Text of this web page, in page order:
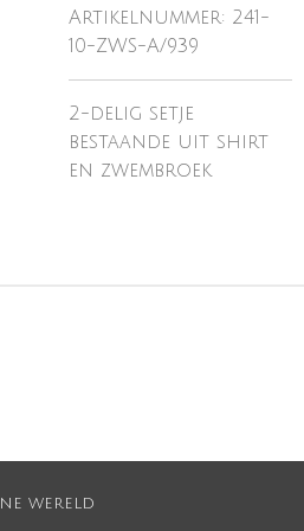
Artikelnummer: 241-
10-ZWS-A/939
2-delig setje
bestaande uit shirt
en zwembroek
wereld